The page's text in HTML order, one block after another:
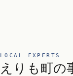
LOCAL EXPERTS
えりも町の